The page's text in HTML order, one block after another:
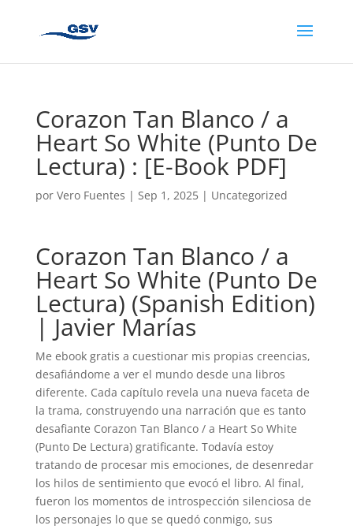
Corazon Tan Blanco / a
Heart So White (Punto De
Lectura) : [E-Book PDF]
por Vero Fuentes | Sep 1, 2025| Uncategorized
Corazon Tan Blanco / a
Heart So White (Punto De
Lectura) (Spanish Edition)
| Javier Marías
Me ebook gratis a cuestionar mis propias creencias,
desafiándome a ver el mundo desde una libros
diferente. Cada capítulo revela una nueva faceta de
la trama, construyendo una narración que es tanto
desafiante Corazon Tan Blanco / a Heart So White
(Punto De Lectura) gratificante. Todavía estoy
tratando de procesar mis emociones, de desenredar
los hilos de sentimiento que evocó el libro. Al final,
fueron los momentos de introspección silenciosa de
los personajes lo que se quedó conmigo, sus